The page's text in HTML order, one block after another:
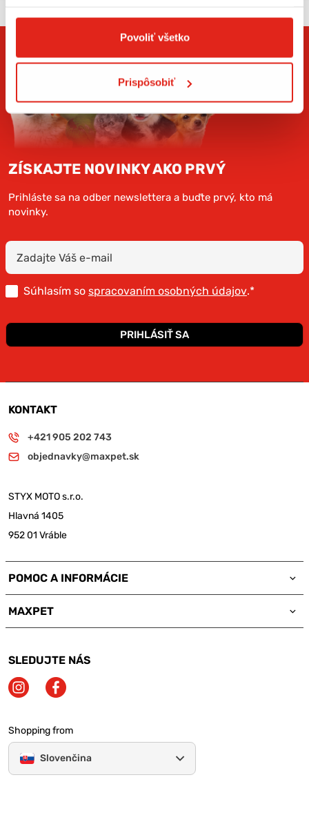
Povoliť všetko
Prispôsobiť
ZÍSKAJTE NOVINKY AKO PRVÝ
Prihláste sa na odber newslettera a buďte prvý, kto má
novinky.
Súhlasím so spracovaním osobných údajov.*
PRIHLÁSIŤ SA
KONTAKT
+421 905 202 743
objednavky@maxpet.sk
STYX MOTO s.r.o.
Hlavná 1405
952 01 Vráble
POMOC A INFORMÁCIE
MAXPET
SLEDUJTE NÁS
Shopping from
Slovenčina